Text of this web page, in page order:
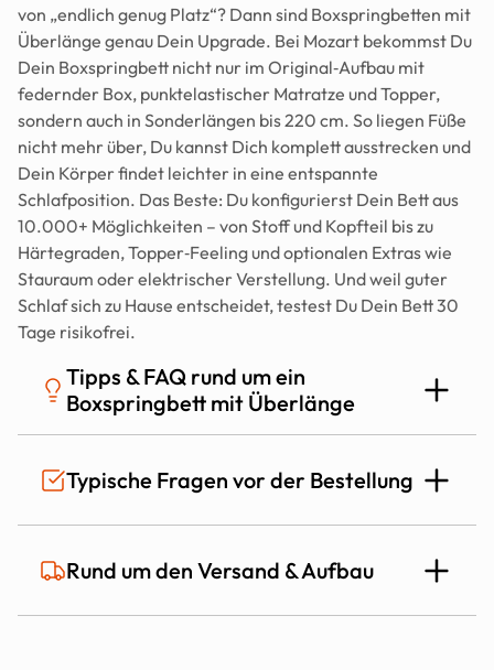
von „endlich genug Platz“? Dann sind Boxspringbetten mit
Überlänge genau Dein Upgrade. Bei Mozart bekommst Du
Dein Boxspringbett nicht nur im Original‑Aufbau mit
federnder Box, punktelastischer Matratze und Topper,
sondern auch in Sonderlängen bis 220 cm. So liegen Füße
nicht mehr über, Du kannst Dich komplett ausstrecken und
Dein Körper findet leichter in eine entspannte
Schlafposition. Das Beste: Du konfigurierst Dein Bett aus
10.000+ Möglichkeiten – von Stoff und Kopfteil bis zu
Härtegraden, Topper‑Feeling und optionalen Extras wie
Stauraum oder elektrischer Verstellung. Und weil guter
Schlaf sich zu Hause entscheidet, testest Du Dein Bett 30
Tage risikofrei.
Tipps & FAQ rund um ein
Boxspringbett mit Überlänge
Ist ein Boxspringbett in Überlänge genauso
stabil und hochwertig?
Ja. Auch in Überlänge bleibt der Aufbau hochwertig: stabile
Rahmenkonstruktion, originaler Boxspring‑Aufbau und die
Typische Fragen vor der Bestellung
Ist das Mozart Bett auch für Allergiker
Rund um den Versand & Aufbau